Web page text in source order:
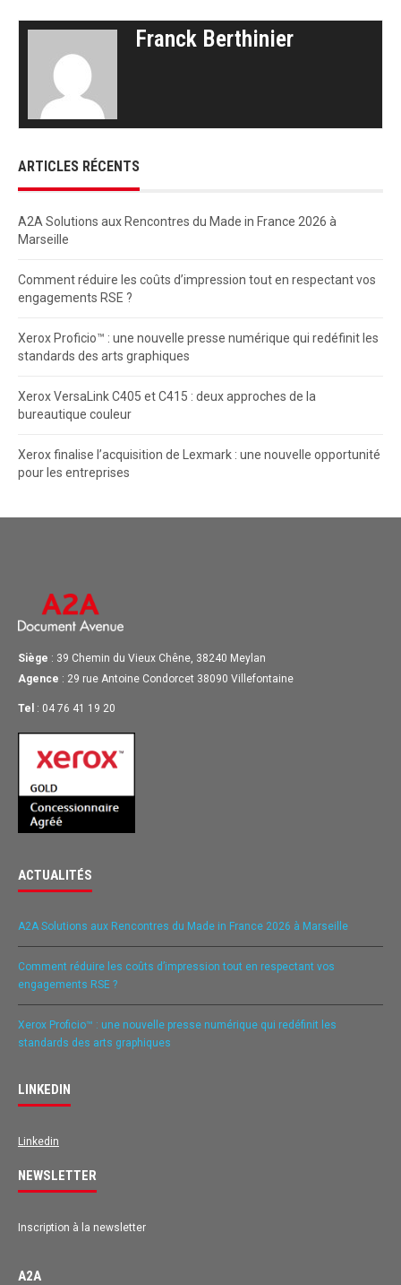
Franck Berthinier
ARTICLES RÉCENTS
A2A Solutions aux Rencontres du Made in France 2026 à
Marseille
Comment réduire les coûts d’impression tout en respectant vos
engagements RSE ?
Xerox Proficio™ : une nouvelle presse numérique qui redéfinit les
standards des arts graphiques
Xerox VersaLink C405 et C415 : deux approches de la
bureautique couleur
Xerox finalise l’acquisition de Lexmark : une nouvelle opportunité
pour les entreprises
Siège : 39 Chemin du Vieux Chêne, 38240 Meylan
Agence : 29 rue Antoine Condorcet 38090 Villefontaine
Tel : 04 76 41 19 20
ACTUALITÉS
A2A Solutions aux Rencontres du Made in France 2026 à Marseille
Comment réduire les coûts d’impression tout en respectant vos
engagements RSE ?
Xerox Proficio™ : une nouvelle presse numérique qui redéfinit les
standards des arts graphiques
LINKEDIN
Linkedin
NEWSLETTER
Inscription à la newsletter
A2A